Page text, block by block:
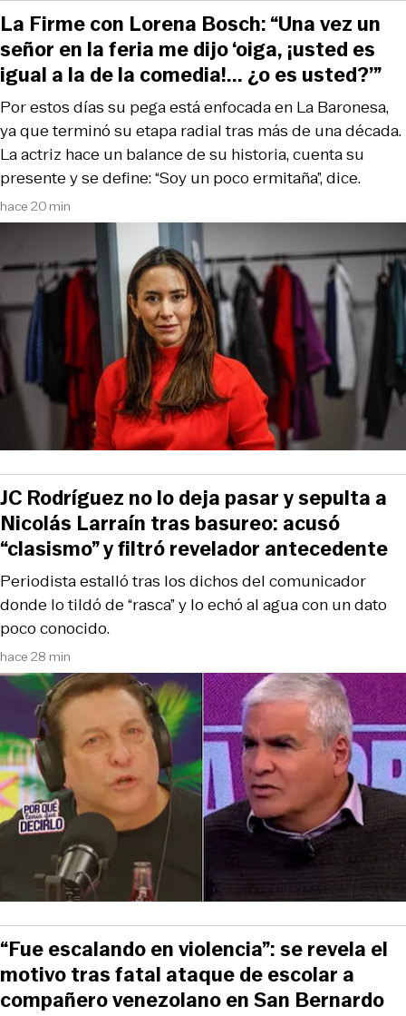
hace 20 min
Por estos días su pega está enfocada en La Baronesa,
ya que terminó su etapa radial tras más de una década.
La actriz hace un balance de su historia, cuenta su
presente y se define: “Soy un poco ermitaña”, dice.
La Firme con Lorena Bosch: “Una vez un
señor en la feria me dijo ‘oiga, ¡usted es
igual a la de la comedia!... ¿o es usted?’”
hace 28 min
Periodista estalló tras los dichos del comunicador
donde lo tildó de “rasca” y lo echó al agua con un dato
poco conocido.
JC Rodríguez no lo deja pasar y sepulta a
Nicolás Larraín tras basureo: acusó
“clasismo” y filtró revelador antecedente
“Fue escalando en violencia”: se revela el
motivo tras fatal ataque de escolar a
compañero venezolano en San Bernardo